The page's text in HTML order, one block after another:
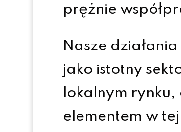
prężnie
Nasze
jako istotny
lokalnym
elementem w